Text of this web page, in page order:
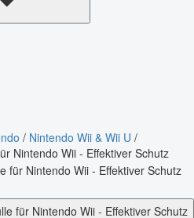
/ Nintendo Wii & Wii U /
Nintendo Wii - Effektiver Schutz